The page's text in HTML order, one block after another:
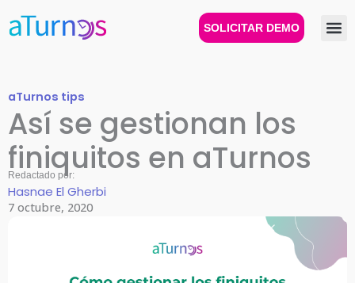
SOLICITAR DEMO
aTurnos tips
Así se gestionan los
finiquitos en aTurnos
Redactado por:
Hasnae El Gherbi
7 octubre, 2020